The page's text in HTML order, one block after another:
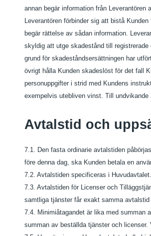
annan begär information från
Leverantören förbinder sig att bistå
begär rättelse av sådan information.
skyldig att utge skadestånd till registrerade
grund för skadeståndsersättningen har
övrigt hålla Kunden skadeslöst för det fall
personuppgifter i strid med Kundens
exempelvis utebliven vinst. Till
Avtalstid och
7.1. Den fasta ordinarie avtalstiden
före denna dag, ska Kunden betala en
7.2. Avtalstiden specificeras i
7.3. Avtalstiden för Licenser och
samtliga tjänster får exakt samma
7.4. Minimiåtagandet är lika med summan
summan av beställda tjänster och